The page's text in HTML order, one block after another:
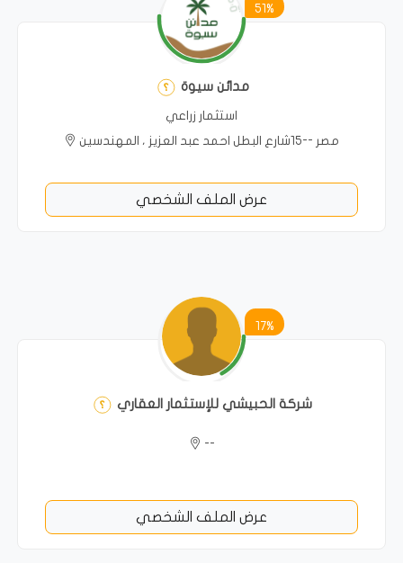
51%
مدائن سيوة
استثمار زراعي
مصر --15شارع البطل احمد عبد العزيز ، المهندسين
عرض الملف الشخصي
17%
شركة الحبيشي للإستثمار العقاري
--
عرض الملف الشخصي